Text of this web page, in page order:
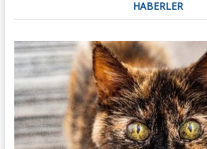
HABERLER